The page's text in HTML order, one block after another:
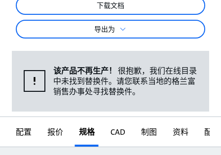
下载文档
导出为
该产品不再生产！
很抱歉，我们在线目录
中未找到替换件。请您联系当地的格兰富
销售办事处寻找替换件。
配置 报价 规格 CAD 制图 资料 配件